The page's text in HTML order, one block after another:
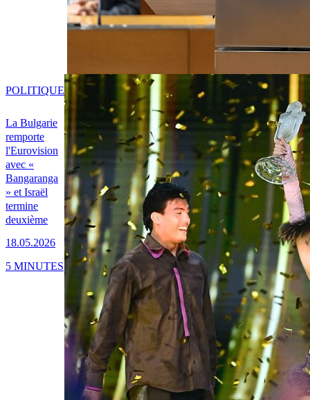
La Bulgarie
remporte
l'Eurovision
avec «
Bangaranga
» et Israël
termine
deuxième
18.05.2026
POLITIQUE
5 MINUTES